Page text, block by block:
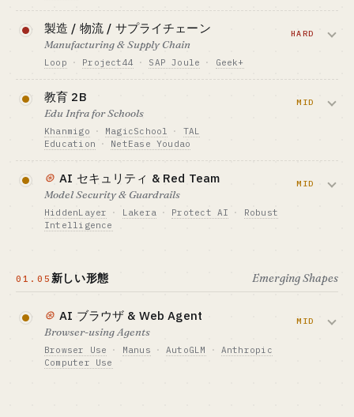
政府・大企業のコネ + 業界経験の厚い人のみ
· ひとりでの参入は難しい
Hebbia は OpenAI GPT-5 の金融分野のロー
ンチパートナー
向いている人 · BEST FIT
金融ドメインに精通した業界経験者
ます。一方で、code review、テスト生
成、SRE、DB ops といった垂直分野には
まだ余地があります。
必要資金の目安 · CAPITAL
$400K-4M
GTM · 売り方
PLG シート $20-200/月
Cursor $2B+ · Devin $25B · Claude Code
$2.5B ARR
向いている人 · BEST FIT
PLG 志向のエンジニア（垂直分野で勝負する
詳しく読む →
製造 / 物流 / サプライチェーン
Manufacturing & Supply Chain
Loop · Project44 · SAP Joule · Geek+
す。市場は $14B から $50B へ拡大見込
みですが、営業サイクルが長く、ERP 統
合も必須です。
$1.5M+ + 業界知見
GTM · 売り方
サイト/倉庫単位 · ACV $200K-2M
向いている人 · BEST FIT
を持つ人
HARD
教育 2B
Edu Infra for Schools
Khanmigo · MagicSchool ·
TAL
Education
· NetEase Youdao
点・個別最適化された補習インフラを提供
します。
必要資金の目安 · CAPITAL
生徒単位課金 / ハードメーカーへ OEM
Khanmigo（Khan Academy）· TAL Education
学習タブレット
向いている人 · BEST FIT
教育機関とのネットワークがある業界経験者
MID
⊛ AI セキュリティ & Red Team
Model Security & Guardrails
HiddenLayer · Lakera · Protect AI ·
Robust
Intelligence
普及にともない、必須需要が一気に高まっ
必要資金の目安 · CAPITAL
$150K-700K
GTM · 売り方
MID
01.05 新しい形態 Emerging Shapes
⊛ AI ブラウザ & Web Agent
Browser-using Agents
Browser Use · Manus · AutoGLM ·
Anthropic
Computer Use
MID